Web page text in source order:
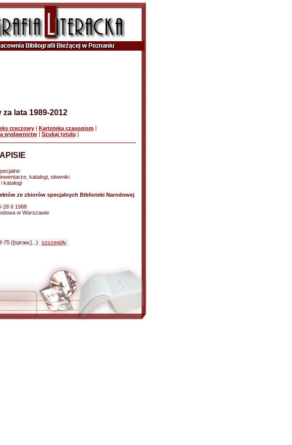
za lata 1989-2012
rzeczowy | Kartoteka czasopism |
wydawnictw| Szukaj tytułu |
katalogi, słowniki
katalogi
ze zbiorów specjalnych Biblioteki Narodowej
28 II 1988
w Warszawie
75 ([spraw.]...) szczegóły